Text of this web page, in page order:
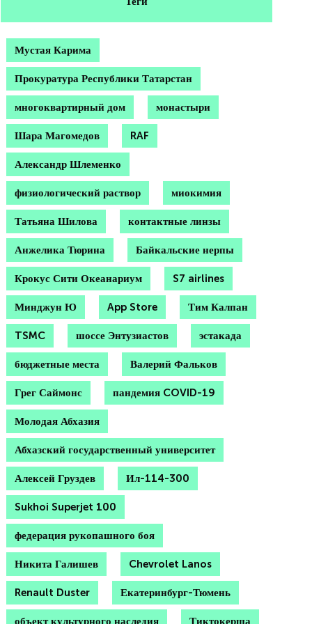
Мустая Карима
Прокуратура Республики Татарстан
многоквартирный дом монастыри
Шара Магомедов RAF
Александр Шлеменко
физиологический раствор миокимия
Татьяна Шилова контактные линзы
Анжелика Тюрина Байкальские нерпы
Крокус Сити Океанариум S7 airlines
Минджун Ю App Store Тим Калпан
TSMC шоссе Энтузиастов эстакада
бюджетные места Валерий Фальков
Грег Саймонс пандемия COVID-19
Молодая Абхазия
Абхазский государственный университет
Алексей Груздев Ил-114-300
Sukhoi Superjet 100
федерация рукопашного боя
Никита Галишев Chevrolet Lanos
Renault Duster Екатеринбург-Тюмень
объект культурного наследия Тиктокерша